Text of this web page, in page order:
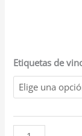
Etiquetas de